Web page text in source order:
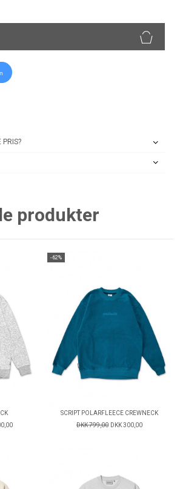
PRIS?
produkter
-62%
SCRIPT POLARFLEECE CREWNECK
DKK 799,00 DKK 300,00